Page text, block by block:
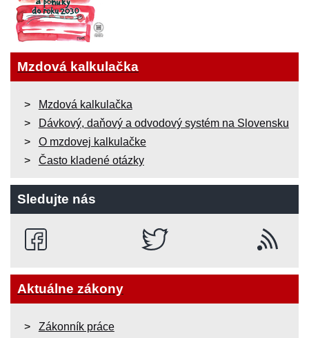
Mzdová kalkulačka
Mzdová kalkulačka
Dávkový, daňový a odvodový systém na Slovensku
O mzdovej kalkulačke
Často kladené otázky
Sledujte nás
Aktuálne zákony
Zákonník práce